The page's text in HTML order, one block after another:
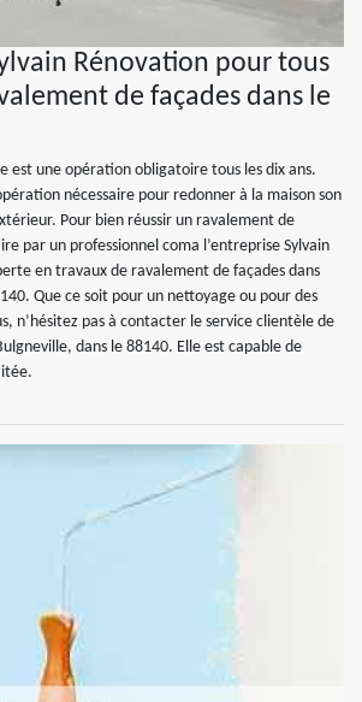
Rénovation pour tous
de façades dans le
est une opération obligatoire tous les dix ans.
nécessaire pour redonner à la maison son
Pour bien réussir un ravalement de
par un professionnel coma l’entreprise Sylvain
en travaux de ravalement de façades dans
Que ce soit pour un nettoyage ou pour des
n’hésitez pas à contacter le service clientèle de
dans le 88140. Elle est capable de